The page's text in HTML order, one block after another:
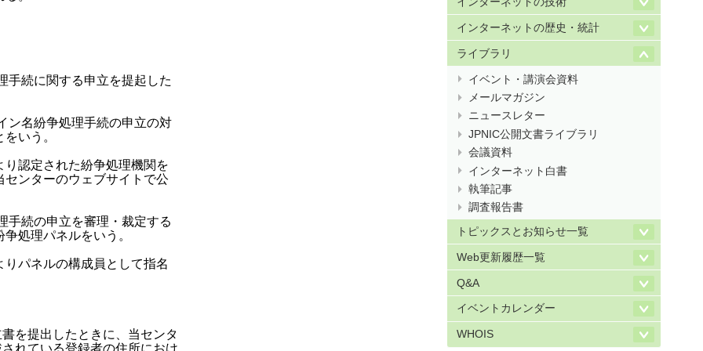
インターネットの歴史・統計
ライブラリ
イベント・講演会資料
メールマガジン
ニュースレター
JPNIC公開文書ライブラリ
会議資料
インターネット白書
執筆記事
調査報告書
トピックスとお知らせ一覧
Web更新履歴一覧
Q&A
イベントカレンダー
WHOIS